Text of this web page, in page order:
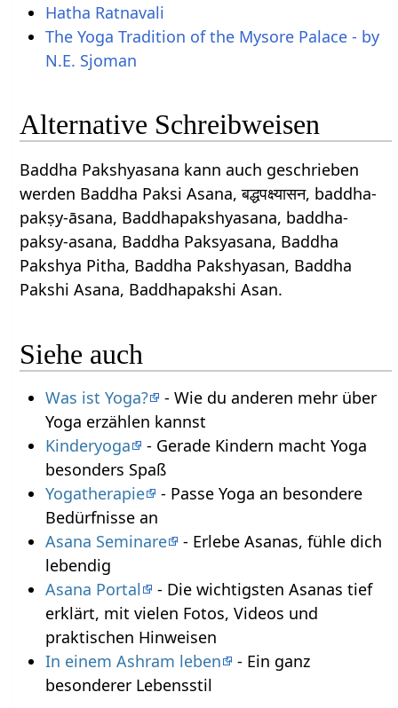
Hatha Ratnavali
The Yoga Tradition of the Mysore Palace - by
N.E. Sjoman
Alternative Schreibweisen
Baddha Pakshyasana kann auch geschrieben
werden Baddha Paksi Asana, बद्धपक्ष्यासन, baddha-
pakṣy-āsana, Baddhapakshyasana, baddha-
paksy-asana, Baddha Paksyasana, Baddha
Pakshya Pitha, Baddha Pakshyasan, Baddha
Pakshi Asana, Baddhapakshi Asan.
Siehe auch
Was ist Yoga?
- Wie du anderen mehr über
Yoga erzählen kannst
Kinderyoga
- Gerade Kindern macht Yoga
besonders Spaß
Yogatherapie
- Passe Yoga an besondere
Bedürfnisse an
Asana Seminare
- Erlebe Asanas, fühle dich
lebendig
Asana Portal
- Die wichtigsten Asanas tief
erklärt, mit vielen Fotos, Videos und
praktischen Hinweisen
In einem Ashram leben
- Ein ganz
besonderer Lebensstil